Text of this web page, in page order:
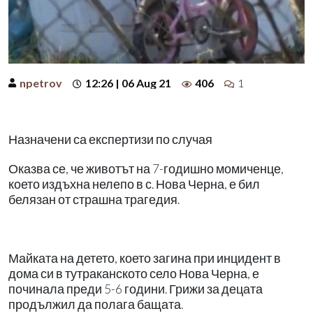
npetrov 12:26 | 06 Aug 21 406 1
Назначени са експертизи по случая
Оказва се, че животът на 7-годишно момиченце,
което издъхна нелепо в с. Нова Черна, е бил
белязан от страшна трагедия.
Майката на детето, което загина при инцидент в
дома си в тутраканското село Нова Черна, е
починала преди 5-6 години. Грижи за децата
продължил да полага бащата.